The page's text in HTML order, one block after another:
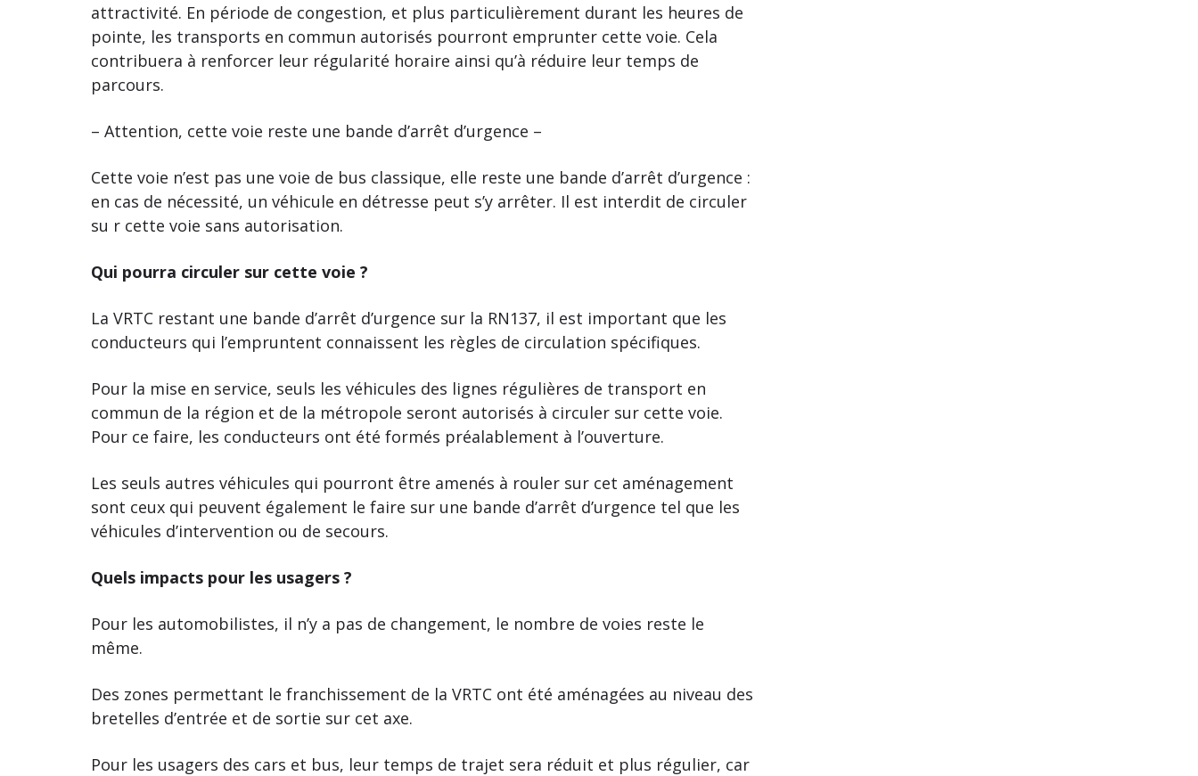
attractivité. En période de congestion, et plus particulièrement durant les heures de
pointe, les transports en commun autorisés pourront emprunter cette voie. Cela
contribuera à renforcer leur régularité horaire ainsi qu’à réduire leur temps de
parcours.
– Attention, cette voie reste une bande d’arrêt d’urgence –
Cette voie n’est pas une voie de bus classique, elle reste une bande d’arrêt d’urgence :
en cas de nécessité, un véhicule en détresse peut s’y arrêter. Il est interdit de circuler
su r cette voie sans autorisation.
Qui pourra circuler sur cette voie ?
La VRTC restant une bande d’arrêt d’urgence sur la RN137, il est important que les
conducteurs qui l’empruntent connaissent les règles de circulation spécifiques.
Pour la mise en service, seuls les véhicules des lignes régulières de transport en
commun de la région et de la métropole seront autorisés à circuler sur cette voie.
Pour ce faire, les conducteurs ont été formés préalablement à l’ouverture.
Les seuls autres véhicules qui pourront être amenés à rouler sur cet aménagement
sont ceux qui peuvent également le faire sur une bande d’arrêt d’urgence tel que les
véhicules d’intervention ou de secours.
Quels impacts pour les usagers ?
Pour les automobilistes, il n’y a pas de changement, le nombre de voies reste le
même.
Des zones permettant le franchissement de la VRTC ont été aménagées au niveau des
bretelles d’entrée et de sortie sur cet axe.
Pour les usagers des cars et bus, leur temps de trajet sera réduit et plus régulier, car